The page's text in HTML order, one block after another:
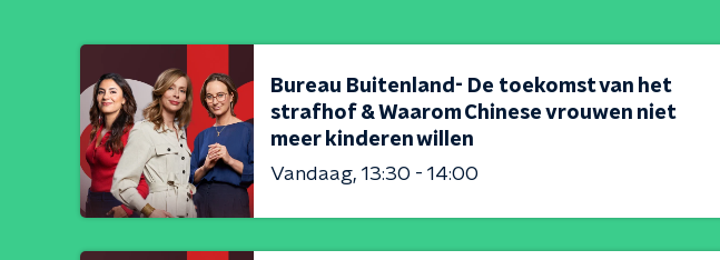
Bureau Buitenland- De toekomst van het
strafhof & Waarom Chinese vrouwen niet
meer kinderen willen
Vandaag 13:30 - 14:00